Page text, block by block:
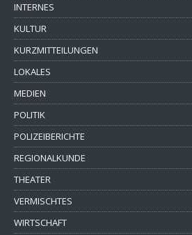
INTERNES
KULTUR
KURZMITTEILUNGEN
LOKALES
MEDIEN
POLITIK
POLIZEIBERICHTE
REGIONALKUNDE
THEATER
VERMISCHTES
WIRTSCHAFT